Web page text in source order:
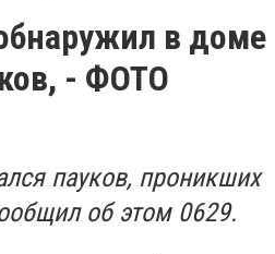
в доме
- ФОТО
пауков, проникших
об этом 0629.